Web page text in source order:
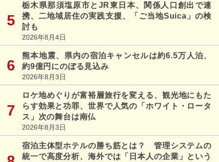
栃木県那須塩原市とJR東日本、関係人口創出で連
携、二地域居住の実践支援、「ご当地Suica」の検
討も
2026年8月4日
熊本地震、県内の宿泊キャンセルは約6.5万人泊、
約9億円にのぼる見込み
2026年8月3日
ロケ地めぐりが富裕層旅行を変える、観光地にもた
らす効果と功罪、世界で人気の「ホワイト・ロータ
ス」次の舞台は南仏
2026年8月3日
宿泊主体型ホテルの勝ち筋とは？ 管理システムの
統一で高度分析、海外では「日本人の企業」という